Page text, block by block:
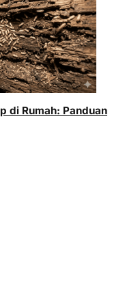
di Rumah: Panduan